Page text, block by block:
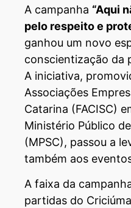
A campanha “Aqui
pelo respeito e
ganhou um novo
conscientização da
A iniciativa,
Associações
Catarina (FACISC)
Ministério Público
(MPSC), passou a
também aos
A faixa da
partidas do